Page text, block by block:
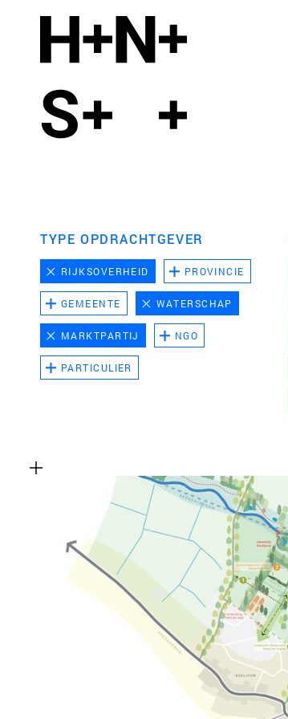
TYPE OPDRACHTGEVER
RIJKSOVERHEID PROVINCIE
GEMEENTE WATERSCHAP
MARKTPARTIJ NGO
PARTICULIER